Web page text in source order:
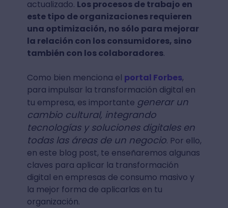
actualizado. Los procesos de trabajo en
este tipo de organizaciones requieren
una optimización, no sólo para mejorar
la relación con los consumidores, sino
también con los colaboradores.
Como bien menciona el portal Forbes,
para impulsar la transformación digital en
tu empresa, es importante generar un
cambio cultural, integrando
tecnologías y soluciones digitales en
todas las áreas de un negocio. Por ello,
en este blog post, te enseñaremos algunas
claves para aplicar la transformación
digital en empresas de consumo masivo y
la mejor forma de aplicarlas en tu
organización.